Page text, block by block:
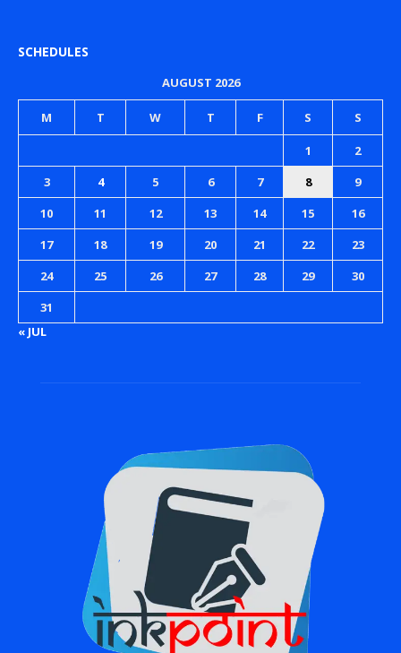
SCHEDULES
AUGUST 2026
M T W T F S S
1
2
3
4 5 6 7 8
9
10
11 12 13 14 15
16
17
18 19 20 21 22
23
24
25 26 27 28 29
30
31
« JUL